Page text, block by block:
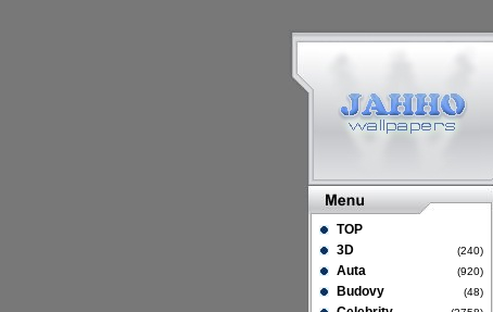
TOP
3D
(240)
Auta (920)
Budovy (48)